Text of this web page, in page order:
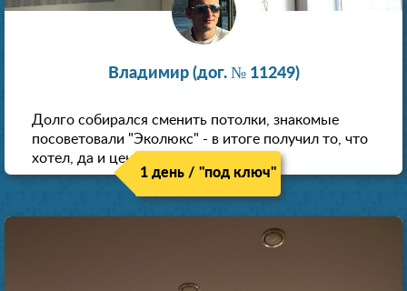
Владимир (дог. № 11249)
Долго собирался сменить потолки, знакомые
посоветовали "Эколюкс" - в итоге получил то, что
хотел, да и цена нормальная.
1 день / "под ключ"